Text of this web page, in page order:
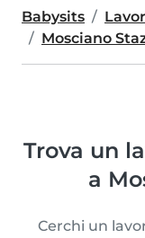
Babysits
Mosciano
Trova un
a
Cerchi un